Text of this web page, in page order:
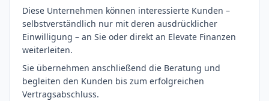
Diese Unternehmen können interessierte Kunden –
selbstverständlich nur mit deren ausdrücklicher
Einwilligung – an Sie oder direkt an Elevate Finanzen
weiterleiten.
Sie übernehmen anschließend die Beratung und
begleiten den Kunden bis zum erfolgreichen
Vertragsabschluss.